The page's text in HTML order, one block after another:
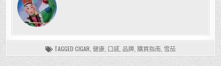
TAGGED CIGAR 健康 口感 品牌 購買指南 雪茄